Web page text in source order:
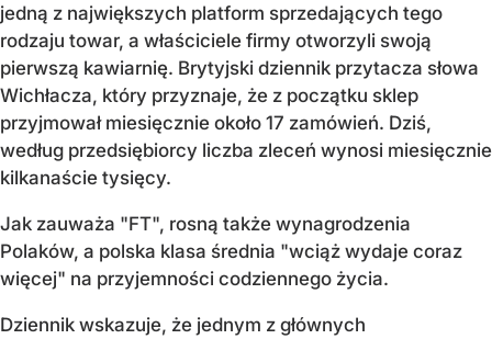
jedną z największych platform sprzedających tego
rodzaju towar, a właściciele firmy otworzyli swoją
pierwszą kawiarnię. Brytyjski dziennik przytacza słowa
Wichłacza, który przyznaje, że z początku sklep
przyjmował miesięcznie około 17 zamówień. Dziś,
według przedsiębiorcy liczba zleceń wynosi miesięcznie
kilkanaście tysięcy.
Jak zauważa "FT", rosną także wynagrodzenia
Polaków, a polska klasa średnia "wciąż wydaje coraz
więcej" na przyjemności codziennego życia.
Dziennik wskazuje, że jednym z głównych